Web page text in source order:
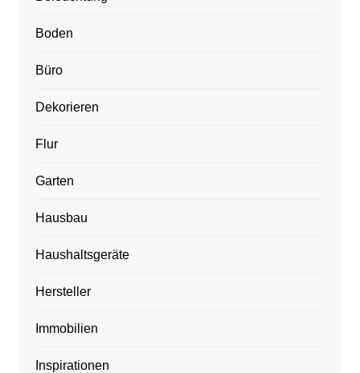
Boden
Büro
Dekorieren
Flur
Garten
Hausbau
Haushaltsgeräte
Hersteller
Immobilien
Inspirationen